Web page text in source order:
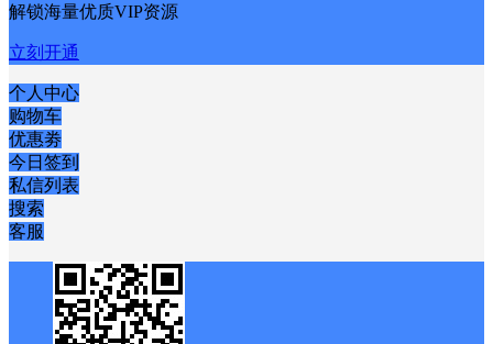
解锁海量优质VIP资源
立刻开通
个人中心
购物车
优惠劵
今日签到
私信列表
搜索
客服